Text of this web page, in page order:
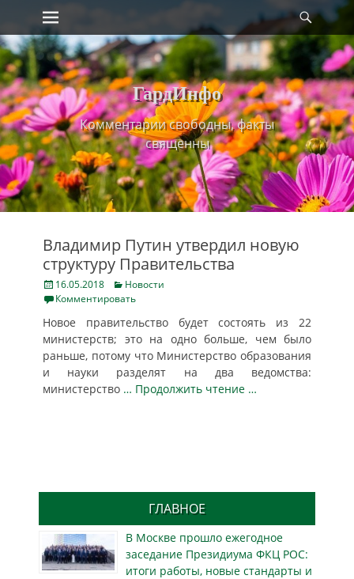
Skip
to
content
Primary Menu
ГардИнфо
Комментарии свободны, факты
священны
Владимир Путин утвердил новую
структуру Правительства
Posted
on
16.05.2018 Categories
Новости
Комментировать
Новое правительство будет состоять из 22
министерств; это на одно больше, чем было
раньше, потому что Министерство образования
и науки разделят на два ведомства:
министерство … Продолжить чтение …
ГЛАВНОЕ
В Москве прошло ежегодное
заседание Президиума ФКЦ РОС:
итоги работы, новые стандарты и